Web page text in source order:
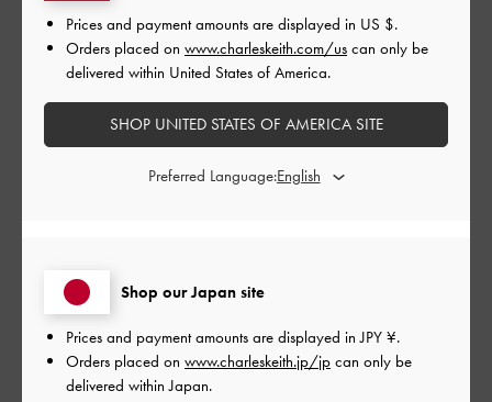
品質
もっと見る
ご利用者様
高見えします！
2024-06-05
Shop our Japan site
Prices and payment amounts are displayed inJPY ¥.
Orders placed on www.charleskeith.jp/jp can only be
delivered within Japan.
Prices and payment amounts are displayed in US $.
Orders placed on www.charleskeith.com/us can only be
delivered within United States of America.
SHOP UNITED STATES OF AMERICA SITE
Preferred Language: